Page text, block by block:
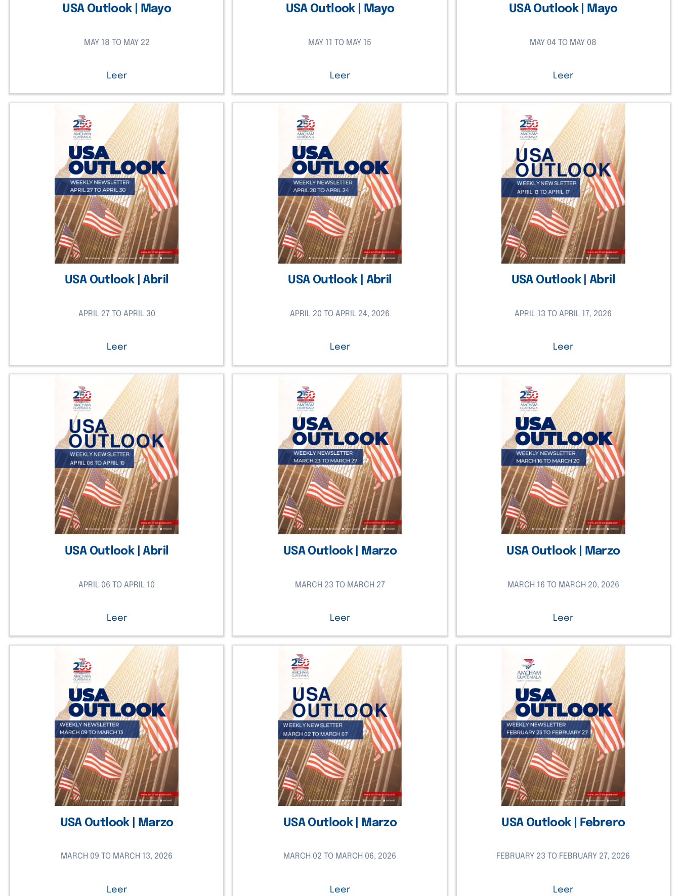
USA Outlook | Mayo
MAY 18 TO MAY 22
Leer
USA Outlook | Mayo
MAY 11 TO MAY 15
Leer
USA Outlook | Mayo
MAY 04 TO MAY 08
Leer
USA Outlook | Abril
APRIL 27 TO APRIL 30
Leer
USA Outlook | Abril
APRIL 20 TO APRIL 24, 2026
Leer
USA Outlook | Abril
APRIL 13 TO APRIL 17, 2026
Leer
USA Outlook | Abril
APRIL 06 TO APRIL 10
Leer
USA Outlook | Marzo
MARCH 23 TO MARCH 27
Leer
USA Outlook | Marzo
MARCH 16 TO MARCH 20, 2026
Leer
USA Outlook | Marzo
MARCH 09 TO MARCH 13, 2026
Leer
USA Outlook | Marzo
MARCH 02 TO MARCH 06, 2026
Leer
USA Outlook | Febrero
FEBRUARY 23 TO FEBRUARY 27, 2026
Leer